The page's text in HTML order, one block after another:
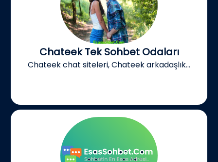
Chateek Tek Sohbet Odaları
Chateek chat siteleri, Chateek arkadaşlık...